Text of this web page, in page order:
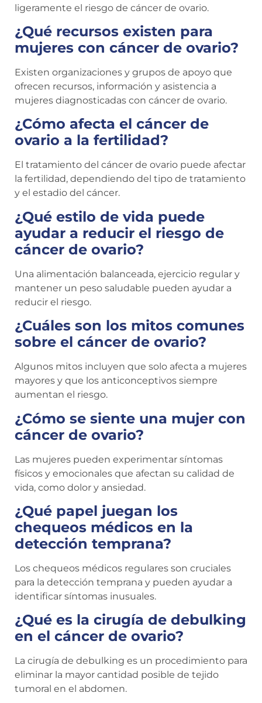
ligeramente el riesgo de cáncer de ovario.
¿Qué recursos existen para
mujeres con cáncer de ovario?
Existen organizaciones y grupos de apoyo que
ofrecen recursos, información y asistencia a
mujeres diagnosticadas con cáncer de ovario.
¿Cómo afecta el cáncer de
ovario a la fertilidad?
El tratamiento del cáncer de ovario puede afectar
la fertilidad, dependiendo del tipo de tratamiento
y el estadio del cáncer.
¿Qué estilo de vida puede
ayudar a reducir el riesgo de
cáncer de ovario?
Una alimentación balanceada, ejercicio regular y
mantener un peso saludable pueden ayudar a
reducir el riesgo.
¿Cuáles son los mitos comunes
sobre el cáncer de ovario?
Algunos mitos incluyen que solo afecta a mujeres
mayores y que los anticonceptivos siempre
aumentan el riesgo.
¿Cómo se siente una mujer con
cáncer de ovario?
Las mujeres pueden experimentar síntomas
físicos y emocionales que afectan su calidad de
vida, como dolor y ansiedad.
¿Qué papel juegan los
chequeos médicos en la
detección temprana?
Los chequeos médicos regulares son cruciales
para la detección temprana y pueden ayudar a
identificar síntomas inusuales.
¿Qué es la cirugía de debulking
en el cáncer de ovario?
La cirugía de debulking es un procedimiento para
eliminar la mayor cantidad posible de tejido
tumoral en el abdomen.